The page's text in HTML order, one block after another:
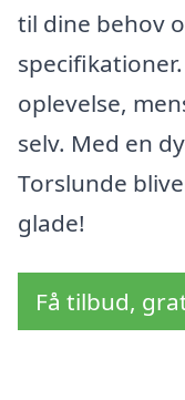
til dine behov
oplevelse,
selv. Med en
Torslunde
glade!
Få tilbud,